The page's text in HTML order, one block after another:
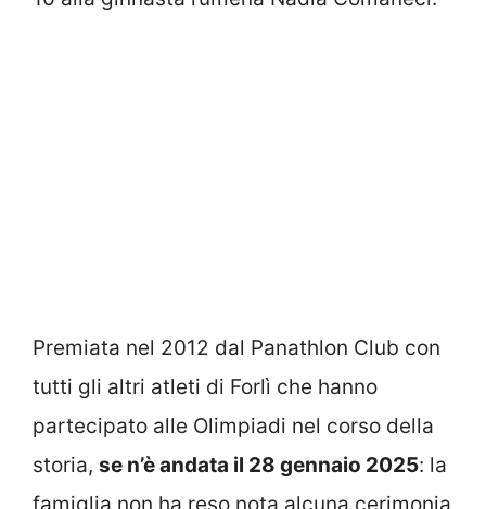
Premiata nel 2012 dal Panathlon Club con
tutti gli altri atleti di Forlì che hanno
partecipato alle Olimpiadi nel corso della
storia, se n’è andata il 28 gennaio 2025: la